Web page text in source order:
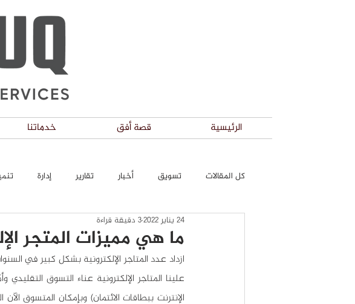
الرئيسية قصة أفق خدماتنا
كل المقالات تسويق أخبار تقارير إدارة
ما هي مميزات المتجر
24 يناير 2022 3 دقيقة قراءة